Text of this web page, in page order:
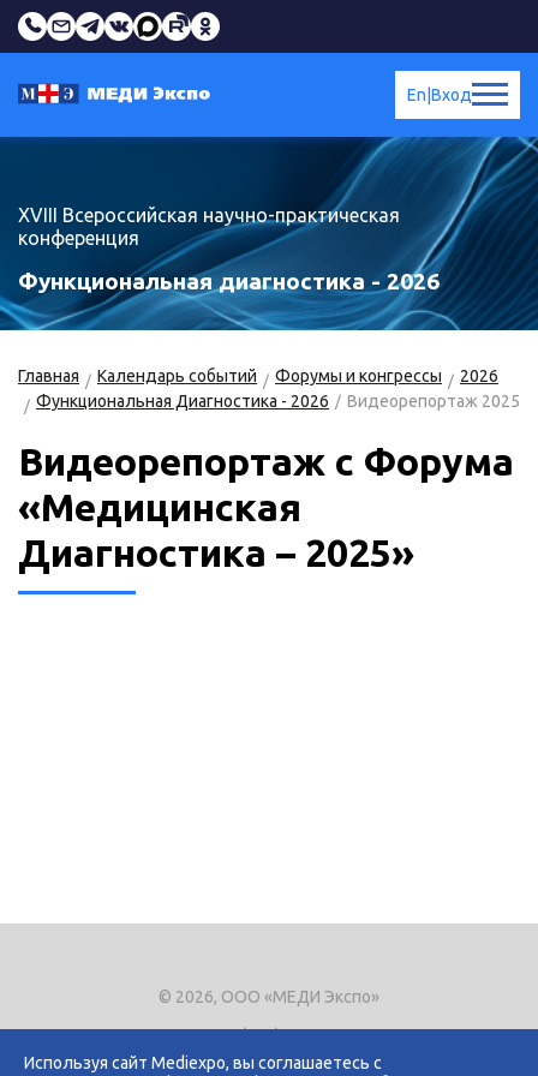
Используя сайт Mediexpo, вы соглашаетесь с
Вход
En
XVIII Всероссийская научно-практическая
конференция
Функциональная диагностика - 2026
Главная Календарь событий Форумы и конгрессы
2026
Функциональная Диагностика - 2026
Видеорепортаж 2025
Видеорепортаж с Форума
«Медицинская
Диагностика – 2025»
© 2026, ООО «МЕДИ Экспо»
Тел.+7 (495) 721-8866
E-mail:expo@mediexpo.ru